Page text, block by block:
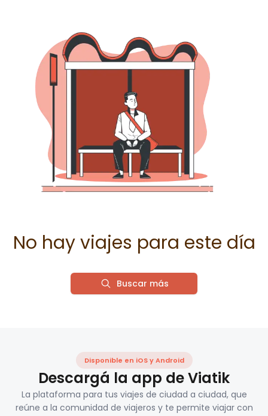
No hay viajes para este día
Buscar más
Disponible en iOS y Android
Descargá la app de Viatik
La plataforma para tus viajes de ciudad a ciudad, que
reúne a la comunidad de viajeros y te permite viajar con